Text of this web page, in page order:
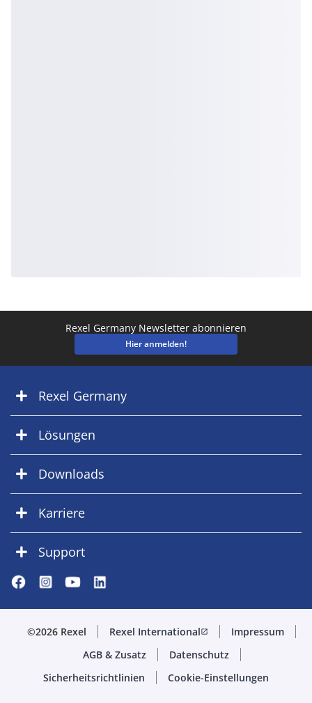
Rexel Germany Newsletter abonnieren
Hier anmelden!
Rexel Germany
Lösungen
Downloads
Karriere
Support
©2026 Rexel Rexel Internationalopen_in_new
Impressum
AGB & Zusatz
Datenschutz
Sicherheitsrichtlinien
Cookie-Einstellungen